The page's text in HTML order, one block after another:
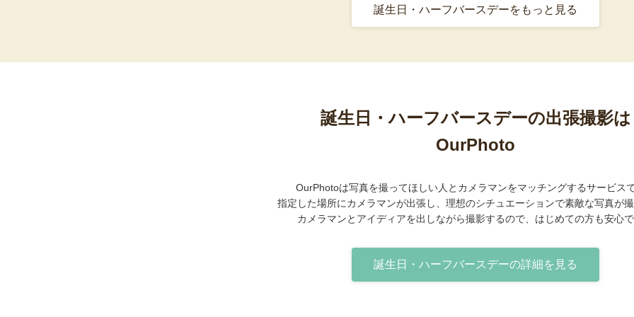
誕生日・ハーフバースデーをもっと見る
誕生日・ハーフバースデーの出張撮影は
OurPhoto
OurPhotoは写真を撮ってほしい人とカメラマンをマッチングするサービスで
指定した場所にカメラマンが出張し、理想のシチュエーションで素敵な写真が撮
カメラマンとアイディアを出しながら撮影するので、はじめての方も安心で
誕生日・ハーフバースデーの詳細を見る